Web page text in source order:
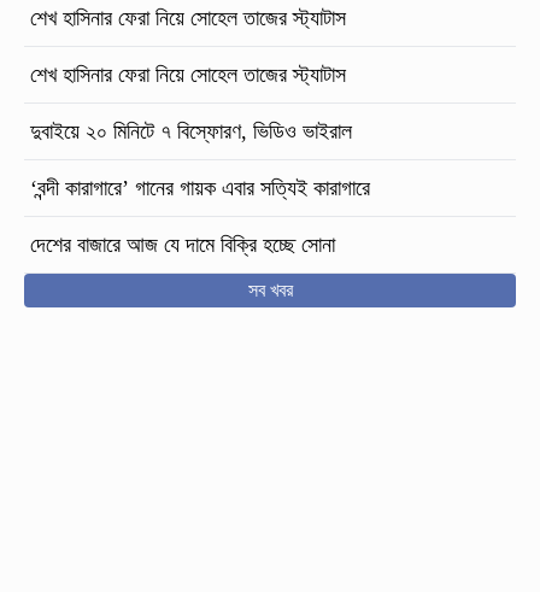
শেখ হাসিনার ফেরা নিয়ে সোহেল তাজের স্ট্যাটাস
শেখ হাসিনার ফেরা নিয়ে সোহেল তাজের স্ট্যাটাস
দুবাইয়ে ২০ মিনিটে ৭ বিস্ফোরণ, ভিডিও ভাইরাল
‘বন্দী কারাগারে’ গানের গায়ক এবার সত্যিই কারাগারে
দেশের বাজারে আজ যে দামে বিক্রি হচ্ছে সোনা
সব খবর